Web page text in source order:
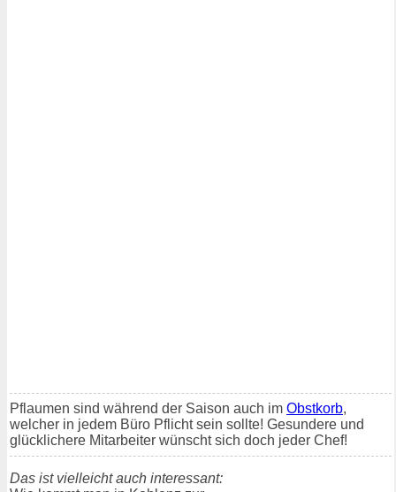
Pflaumen sind während der Saison auch im Obstkorb,
welcher in jedem Büro Pflicht sein sollte! Gesundere und
glücklichere Mitarbeiter wünscht sich doch jeder Chef!
Das ist vielleicht auch interessant: